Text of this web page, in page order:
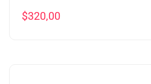
$320,00